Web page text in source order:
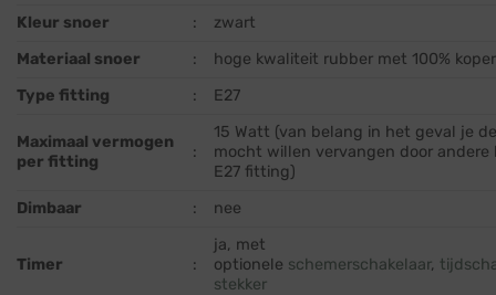
Kleur snoer
:
zwart
Materiaal snoer
:
hoge kwaliteit rubber met 100%
Type fitting
: E27
Maximaal vermogen
per fitting
:
15 Watt (van belang in het geval je
mocht willen vervangen door andere
E27 fitting)
Dimbaar
: nee
Timer :
ja, met
optionele schemerschakelaar,
stekker